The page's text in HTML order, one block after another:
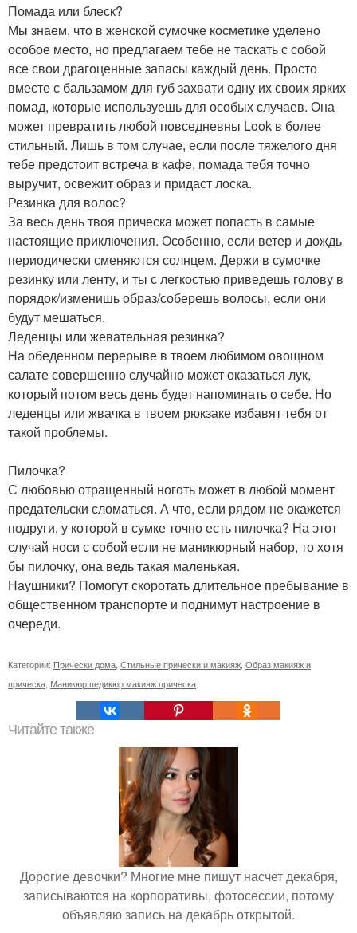
Помада или блеск?
Мы знаем, что в женской сумочке косметике уделено
особое место, но предлагаем тебе не таскать с собой
все свои драгоценные запасы каждый день. Просто
вместе с бальзамом для губ захвати одну их своих ярких
помад, которые используешь для особых случаев. Она
может превратить любой повседневны Look в более
стильный. Лишь в том случае, если после тяжелого дня
тебе предстоит встреча в кафе, помада тебя точно
выручит, освежит образ и придаст лоска.
Резинка для волос?
За весь день твоя прическа может попасть в самые
настоящие приключения. Особенно, если ветер и дождь
периодически сменяются солнцем. Держи в сумочке
резинку или ленту, и ты с легкостью приведешь голову в
порядок/изменишь образ/соберешь волосы, если они
будут мешаться.
Леденцы или жевательная резинка?
На обеденном перерыве в твоем любимом овощном
салате совершенно случайно может оказаться лук,
который потом весь день будет напоминать о себе. Но
леденцы или жвачка в твоем рюкзаке избавят тебя от
такой проблемы.
Пилочка?
С любовью отращенный ноготь может в любой момент
предательски сломаться. А что, если рядом не окажется
подруги, у которой в сумке точно есть пилочка? На этот
случай носи с собой если не маникюрный набор, то хотя
бы пилочку, она ведь такая маленькая.
Наушники? Помогут скоротать длительное пребывание в
общественном транспорте и поднимут настроение в
очереди.
Категории: Прически дома Стильные прически и макияж Образ макияж и
прическа Маникюр педикюр макияж прическа
Читайте также
Дорогие девочки? Многие мне пишут насчет декабря,
записываются на корпоративы, фотосессии, потому
объявляю запись на декабрь открытой.